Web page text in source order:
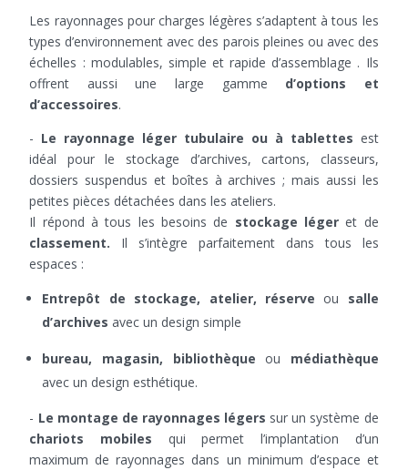
Les rayonnages pour charges légères s’adaptent à tous les
types d’environnement avec des parois pleines ou avec des
échelles : modulables, simple et rapide d’assemblage . Ils
offrent aussi une large gamme d’options et
d’accessoires.
- Le rayonnage léger tubulaire ou à tablettes est
idéal pour le stockage d’archives, cartons, classeurs,
dossiers suspendus et boîtes à archives ; mais aussi les
petites pièces détachées dans les ateliers.
Il répond à tous les besoins de stockage légeret de
classement. Il s’intègre parfaitement dans tous les
espaces :
Entrepôt de stockage, atelier, réserve ou salle
d’archives avec un design simple
bureau, magasin, bibliothèque ou médiathèque
avec un design esthétique.
- Le montage de rayonnages légers sur un système de
chariots mobiles qui permet l’implantation d’un
maximum de rayonnages dans un minimum d’espace et